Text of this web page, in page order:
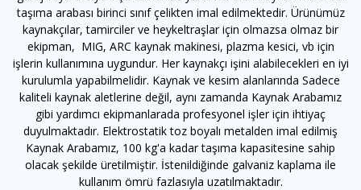
taşıma arabası birinci sınıf çelikten imal edilmektedir. Ürünümüz
kaynakçılar, tamirciler ve heykeltraşlar için olmazsa olmaz bir
ekipman, MIG, ARC kaynak makinesi, plazma kesici, vb için
işlerin kullanımına uygundur. Her kaynakçı işini alabilecekleri en iyi
kurulumla yapabilmelidir. Kaynak ve kesim alanlarında Sadece
kaliteli kaynak aletlerine değil, aynı zamanda Kaynak Arabamız
gibi yardımcı ekipmanlarada profesyonel işler için ihtiyaç
duyulmaktadır. Elektrostatik toz boyalı metalden imal edilmiş
Kaynak Arabamız, 100 kg'a kadar taşıma kapasitesine sahip
olacak şekilde üretilmiştir. İstenildiğinde galvaniz kaplama ile
kullanım ömrü fazlasıyla uzatılmaktadır.